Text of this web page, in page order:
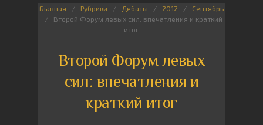
Главная Рубрики Дебаты 2012
Сентябрь
Второй Форум левых сил: впечатления и краткий
итог
Второй Форум левых
сил: впечатления и
краткий итог